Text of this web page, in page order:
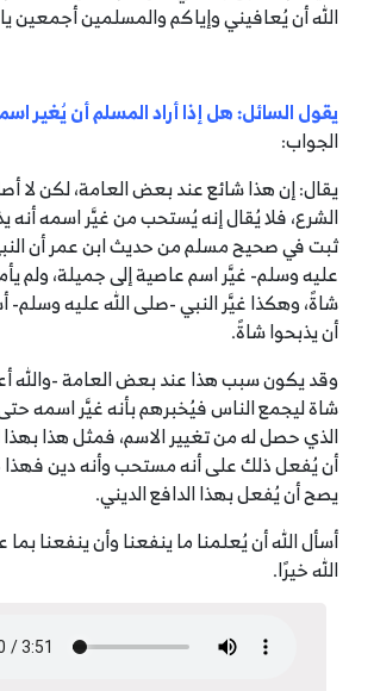
الله أن يُعافيني وإياكم والمسلمين أجمعين
يقول السائل: هل إذا أراد المسلم أن يُغير
الجواب:
يقال: إن هذا شائع عند بعض العامة، لكن لا
الشرع، فلا يُقال إنه يُستحب من غيَّر اسمه أنه
ثبت في صحيح مسلم من حديث ابن عمر أن
عليه وسلم- غيَّر اسم عاصية إلى جميلة، ولم
شاةً، وهكذا غيَّر النبي -صلى الله عليه وسلم-
أن يذبحوا شاةً.
وقد يكون سبب هذا عند بعض العامة -والله
شاة ليجمع الناس فيُخبرهم بأنه غيَّر اسمه
الذي حصل له من تغيير الاسم، فمثل هذا بهذا
أن يُفعل ذلك على أنه مستحب وأنه دين فهذا
يصح أن يُفعل بهذا الدافع الديني.
أسأل الله أن يُعلمنا ما ينفعنا وأن ينفعنا
الله خيرًا.